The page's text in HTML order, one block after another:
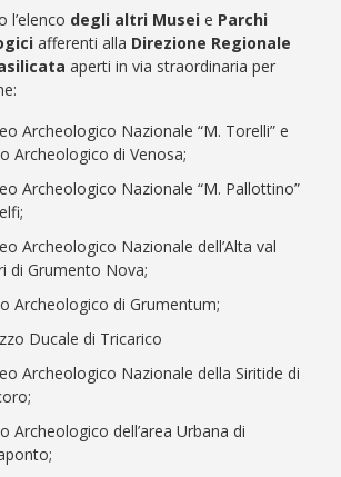
l’elenco degli altri Musei e Parchi
afferenti alla Direzione Regionale
aperti in via straordinaria per
Archeologico Nazionale “M. Torelli” e
Archeologico di Venosa;
Archeologico Nazionale “M. Pallottino”
Archeologico Nazionale dell’Alta val
di Grumento Nova;
Archeologico di Grumentum;
Ducale di Tricarico
Archeologico Nazionale della Siritide di
Archeologico dell’area Urbana di